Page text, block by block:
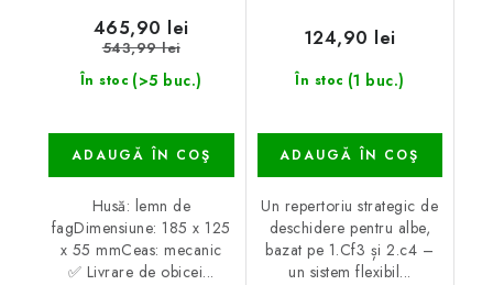
În stoc (>5 buc.)
465,90 lei
543,99 lei
ADAUGĂ ÎN COŞ
Husă: lemn de
fagDimensiune: 185 x 125
x 55 mmCeas: mecanic
✅ Livrare de obicei...
În stoc (1 buc.)
124,90 lei
ADAUGĂ ÎN COŞ
Un repertoriu strategic de
deschidere pentru albe,
bazat pe 1.Cf3 și 2.c4 –
un sistem flexibil...